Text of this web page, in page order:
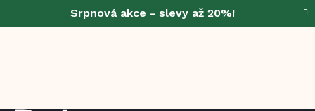
Srpnová akce - slevy až 20%!